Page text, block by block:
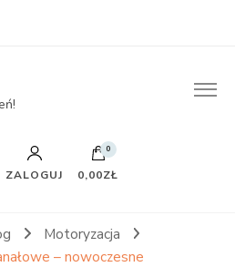
ZALOGUJ
0
0,00ZŁ
Motoryzacja
– nowoczesne